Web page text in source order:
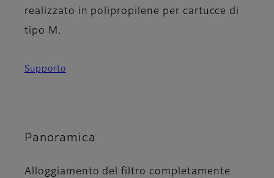
realizzato in polipropilene per cartucce di
tipo M.
Supporto
Panoramica
Alloggiamento del filtro completamente